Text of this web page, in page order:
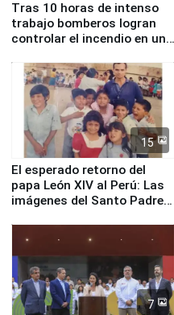
Tras 10 horas de intenso
trabajo bomberos logran
controlar el incendio en una
de Chile
15
El esperado retorno del
papa León XIV al Perú: Las
imágenes del Santo Padre
7